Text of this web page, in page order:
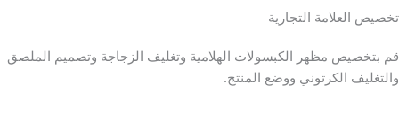
تخصيص العلامة التجارية
قم بتخصيص مظهر الكبسولات الهلامية وتغليف الزجاجة وتصميم الملصق
والتغليف الكرتوني ووضع المنتج.